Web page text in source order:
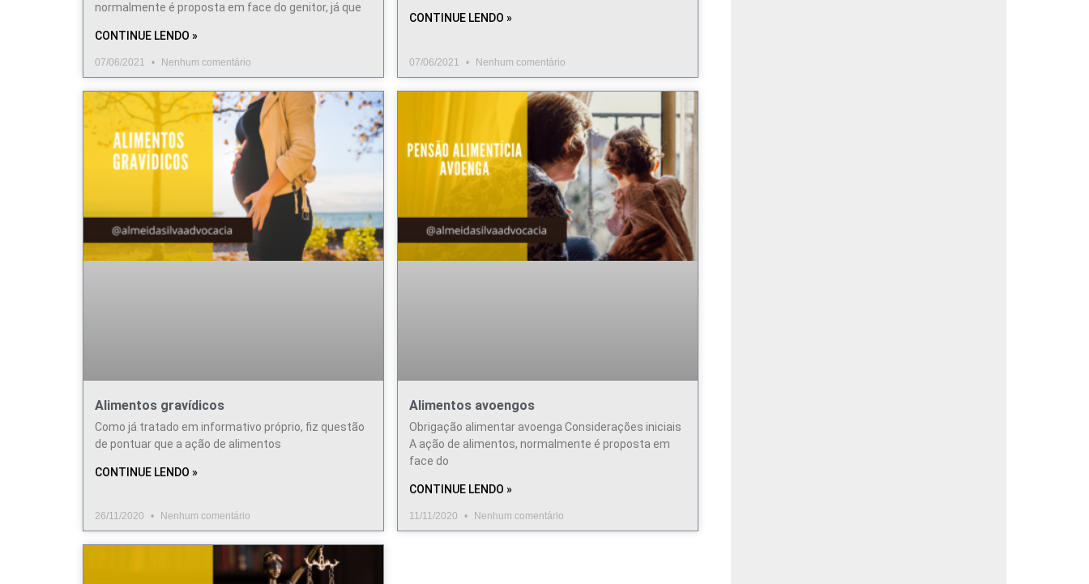
normalmente é proposta em face do genitor, já que
CONTINUE LENDO »
07/06/2021 Nenhum comentário
CONTINUE LENDO »
07/06/2021 Nenhum comentário
Alimentos gravídicos
Como já tratado em informativo próprio, fiz questão
de pontuar que a ação de alimentos
CONTINUE LENDO »
26/11/2020 Nenhum comentário
Alimentos avoengos
Obrigação alimentar avoenga Considerações iniciais
A ação de alimentos, normalmente é proposta em
face do
CONTINUE LENDO »
11/11/2020 Nenhum comentário